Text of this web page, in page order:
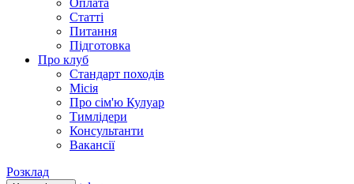
Оплата
Статті
Питання
Підготовка
Про клуб
Стандарт походів
Місія
Про сім'ю Кулуар
Тимлідери
Консультанти
Вакансії
Розклад